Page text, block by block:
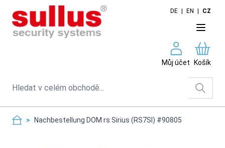
Skip to Content
DE EN CZ
Můj účet Košík
Search
> Nachbestellung DOM rs Sirius (RS7SI) #90805